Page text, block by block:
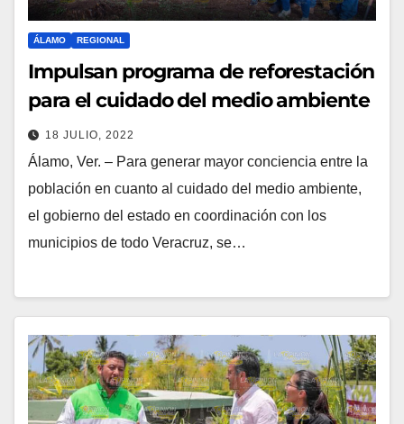
ÁLAMO REGIONAL
Impulsan programa de reforestación
para el cuidado del medio ambiente
18 JULIO, 2022
Álamo, Ver. – Para generar mayor conciencia entre la
población en cuanto al cuidado del medio ambiente,
el gobierno del estado en coordinación con los
municipios de todo Veracruz, se…